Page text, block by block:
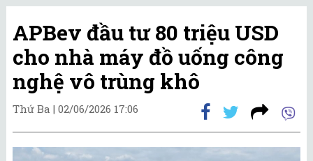
APBev đầu tư 80 triệu USD
cho nhà máy đồ uống công
nghệ vô trùng khô
Thứ Ba | 02/06/2026 17:06